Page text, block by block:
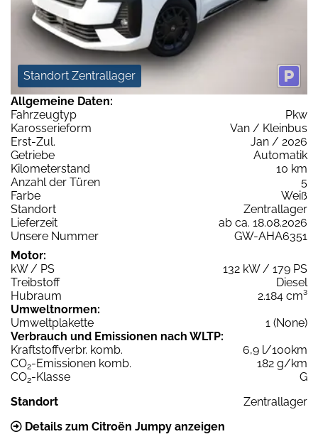
Standort Zentrallager
Allgemeine Daten:
Fahrzeugtyp
Pkw
Karosserieform
Van / Kleinbus
Erst-Zul.
Jan / 2026
Getriebe
Automatik
Kilometerstand
10 km
Anzahl der Türen
5
Farbe
Weiß
Standort
Zentrallager
Lieferzeit
ab ca. 18.08.2026
Unsere Nummer
GW-AHA6351
Motor:
kW / PS
132 kW / 179 PS
Treibstoff
Diesel
Hubraum
2.184 cm³
Umweltnormen:
Umweltplakette
1 (None)
Verbrauch und Emissionen nach WLTP:
Kraftstoffverbr. komb.
6,9 l/100km
CO2-Emissionen komb.
182 g/km
CO2-Klasse
G
Standort
Zentrallager
Details zum Citroën Jumpy anzeigen